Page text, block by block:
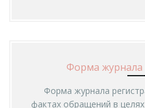
Форма журнала
Форма журнала
фактах обращений в